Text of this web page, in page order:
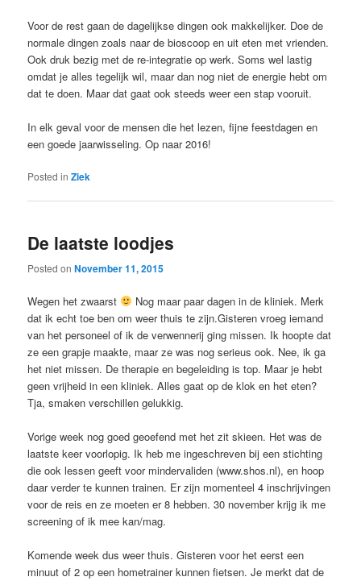
Voor de rest gaan de dagelijkse dingen ook makkelijker. Doe de
normale dingen zoals naar de bioscoop en uit eten met vrienden.
Ook druk bezig met de re-integratie op werk. Soms wel lastig
omdat je alles tegelijk wil, maar dan nog niet de energie hebt om
dat te doen. Maar dat gaat ook steeds weer een stap vooruit.
In elk geval voor de mensen die het lezen, fijne feestdagen en
een goede jaarwisseling. Op naar 2016!
Posted in Ziek
De laatste loodjes
Posted onNovember 11, 2015
Wegen het zwaarst
Nog maar paar dagen in de kliniek. Merk
dat ik echt toe ben om weer thuis te zijn.Gisteren vroeg iemand
van het personeel of ik de verwennerij ging missen. Ik hoopte dat
ze een grapje maakte, maar ze was nog serieus ook. Nee, ik ga
het niet missen. De therapie en begeleiding is top. Maar je hebt
geen vrijheid in een kliniek. Alles gaat op de klok en het eten?
Tja, smaken verschillen gelukkig.
Vorige week nog goed geoefend met het zit skieen. Het was de
laatste keer voorlopig. Ik heb me ingeschreven bij een stichting
die ook lessen geeft voor mindervaliden (www.shos.nl), en hoop
daar verder te kunnen trainen. Er zijn momenteel 4 inschrijvingen
voor de reis en ze moeten er 8 hebben. 30 november krijg ik me
screening of ik mee kan/mag.
Komende week dus weer thuis. Gisteren voor het eerst een
minuut of 2 op een hometrainer kunnen fietsen. Je merkt dat de